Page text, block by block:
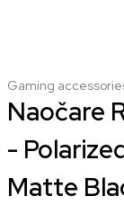
Gaming
Naočare
-
Matte